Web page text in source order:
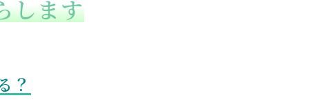
します
？